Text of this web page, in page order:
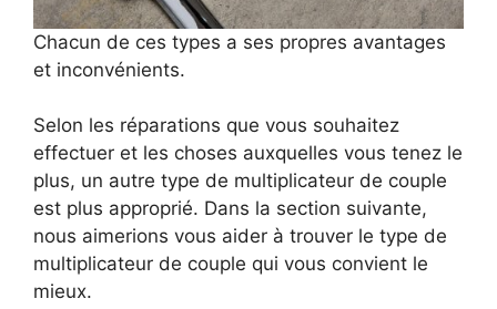
Chacun de ces types a ses propres avantages
et inconvénients.
Selon les réparations que vous souhaitez
effectuer et les choses auxquelles vous tenez le
plus, un autre type de multiplicateur de couple
est plus approprié. Dans la section suivante,
nous aimerions vous aider à trouver le type de
multiplicateur de couple qui vous convient le
mieux.